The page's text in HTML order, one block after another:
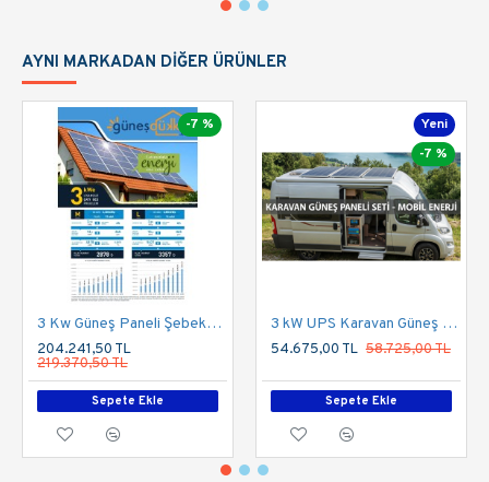
AYNI MARKADAN DIĞER ÜRÜNLER
-7 %
3 Kw Güneş Paneli Şebeke Bağlantılı Çatı Uygulaması
204.241,50 TL
219.370,50 TL
Sepete Ekle
Yeni
-7 %
3 kW UPS Karavan Güneş Enerji Sistemi Paketi (855Wp Panel & 300Ah Depolama)
54.675,00 TL 58.725,00 TL
Sepete Ekle